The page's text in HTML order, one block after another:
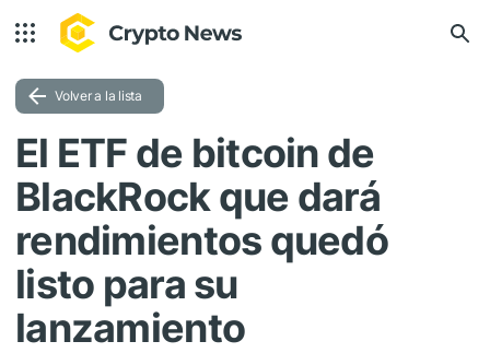
Volver a la lista
El ETF de bitcoin de
BlackRock que dará
rendimientos quedó
listo para su
lanzamiento